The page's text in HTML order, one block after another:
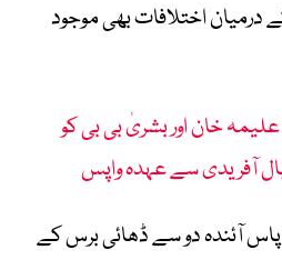
درمیان اختلافات بھی موجود
خان اور بشریٰ بی بی کو
آفریدی سے عہدہ واپس
آئندہ دو سے ڈھائی برس کے